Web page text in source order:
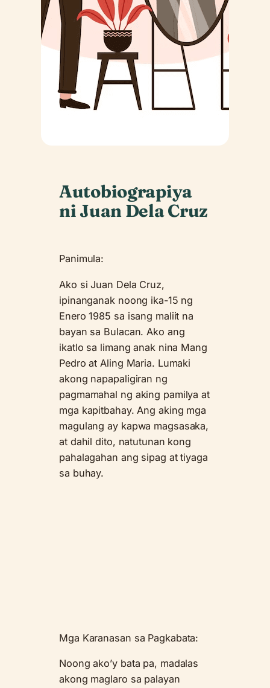
Autobiograpiya
ni Juan Dela Cruz
Panimula:
Ako si Juan Dela Cruz,
ipinanganak noong ika-15 ng
Enero 1985 sa isang maliit na
bayan sa Bulacan. Ako ang
ikatlo sa limang anak nina Mang
Pedro at Aling Maria. Lumaki
akong napapaligiran ng
pagmamahal ng aking pamilya at
mga kapitbahay. Ang aking mga
magulang ay kapwa magsasaka,
at dahil dito, natutunan kong
pahalagahan ang sipag at tiyaga
sa buhay.
Mga Karanasan sa Pagkabata:
Noong ako’y bata pa, madalas
akong maglaro sa palayan